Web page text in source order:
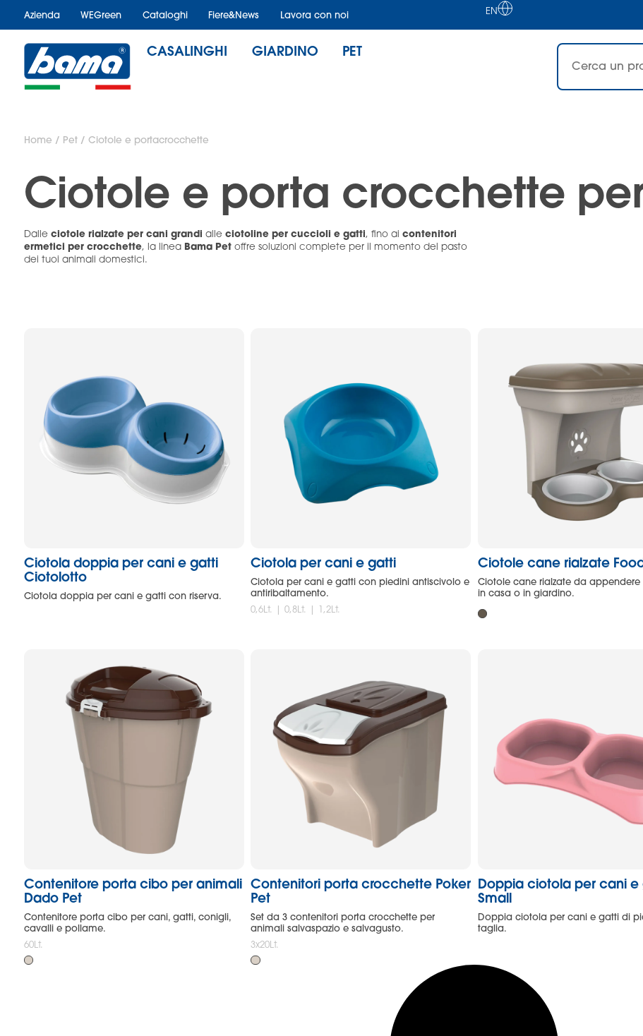
Azienda WEGreen Cataloghi Fiere&News Lavora con noi EN
CASALINGHI GIARDINO PET
Home / Pet/ Ciotole e portacrocchette
Ciotole e porta crocchette
Dalle ciotole rialzate per cani grandi alle ciotoline per cuccioli e gatti, fino ai contenitori
ermetici per crocchette, la linea Bama Petoffre soluzioni complete per il momento del pasto
dei tuoi animali domestici.
Ciotola doppia per cani e gatti
Ciotolotto
Ciotola doppia per cani e gatti con riserva.
Ciotola per cani e gatti
Ciotola per cani e gatti con piedini antiscivolo e
antiribaltamento.
0,6Lt. | 0,8Lt. | 1,2Lt.
Ciotole cane rialzate
Ciotole cane rialzate da
in casa o in giardino.
Contenitore porta cibo per animali
Dado Pet
Contenitore porta cibo per cani, gatti, conigli,
cavalli e pollame.
60Lt.
Contenitori porta crocchette Poker
Pet
Set da 3 contenitori porta crocchette per
animali salvaspazio e salvagusto.
3x20Lt.
Doppia ciotola per cani e
Small
Doppia ciotola per cani e gatti di
taglia.